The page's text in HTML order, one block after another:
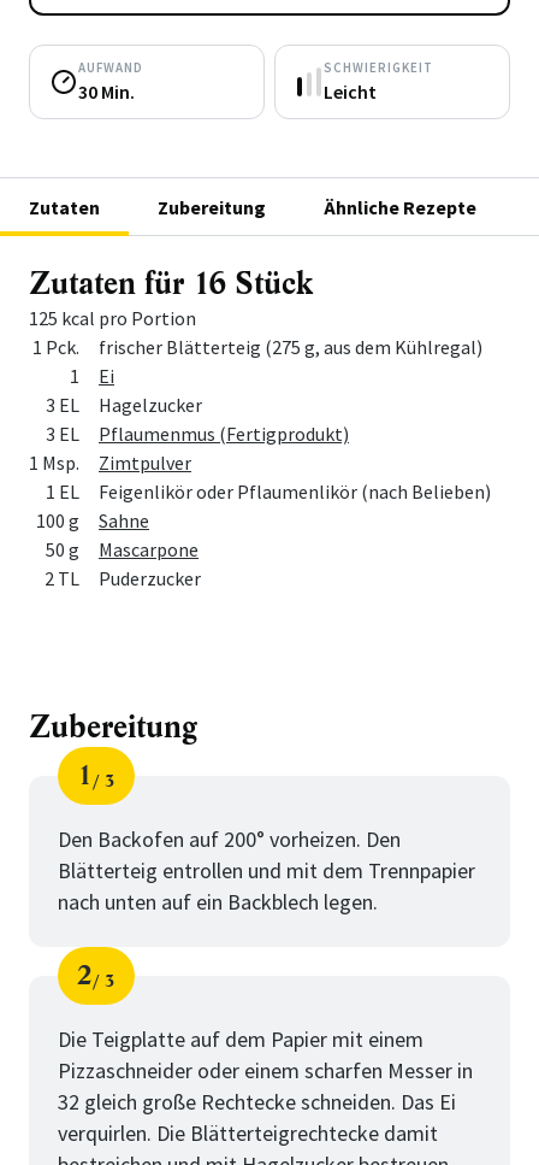
AUFWAND
30 Min.
SCHWIERIGKEIT
Leicht
Zutaten Zubereitung Ähnliche Rezepte
Zutaten für 16 Stück
125 kcal pro Portion
Menge
Zutat
1 Pck.
frischer Blätterteig (275 g, aus dem Kühlregal)
1
Ei
3 EL
Hagelzucker
3 EL
Pflaumenmus (Fertigprodukt)
1 Msp.
Zimtpulver
1 EL
Feigenlikör oder Pflaumenlikör (nach Belieben)
100 g
Sahne
50 g
Mascarpone
2 TL
Puderzucker
Zubereitung
Schritt
1
von
3
Den Backofen auf 200° vorheizen. Den
Blätterteig entrollen und mit dem Trennpapier
nach unten auf ein Backblech legen.
Schritt
2
von
3
Die Teigplatte auf dem Papier mit einem
Pizzaschneider oder einem scharfen Messer in
32 gleich große Rechtecke schneiden. Das Ei
verquirlen. Die Blätterteigrechtecke damit